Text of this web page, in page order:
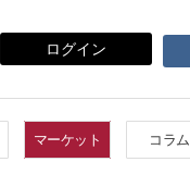
ログイン
マーケット コラム